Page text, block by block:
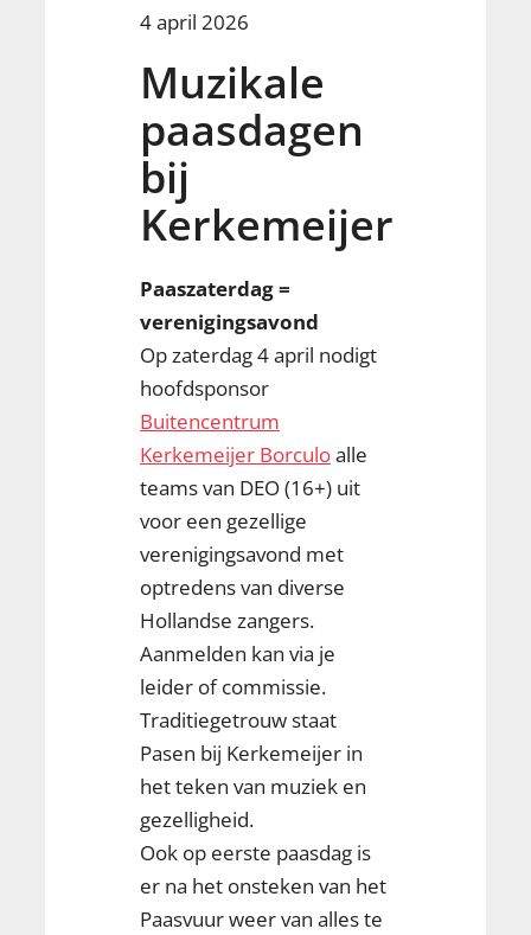
4 april 2026
Muzikale
paasdagen
bij
Kerkemeijer
Paaszaterdag =
verenigingsavond
Op zaterdag 4 april nodigt
hoofdsponsor
Buitencentrum
Kerkemeijer Borculoalle
teams van DEO (16+) uit
voor een gezellige
verenigingsavond met
optredens van diverse
Hollandse zangers.
Aanmelden kan via je
leider of commissie.
Traditiegetrouw staat
Pasen bij Kerkemeijer in
het teken van muziek en
gezelligheid.
Ook op eerste paasdag is
er na het onsteken van het
Paasvuur weer van alles te